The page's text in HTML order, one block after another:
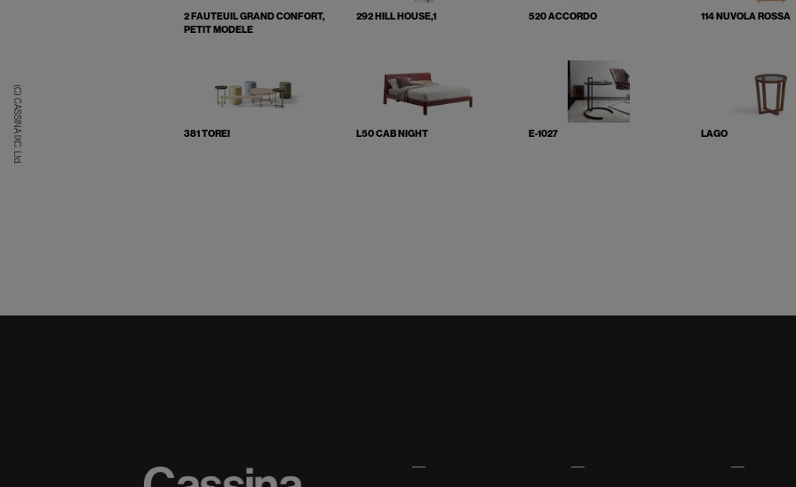
(C) CASSINA IXC. Ltd.
2 FAUTEUIL GRAND CONFORT,
PETIT MODELE
292 HILL HOUSE,1 520 ACCORDO 114 NUVOLA ROSSA
381 TOREI L50 CAB NIGHT E-1027 LAGO